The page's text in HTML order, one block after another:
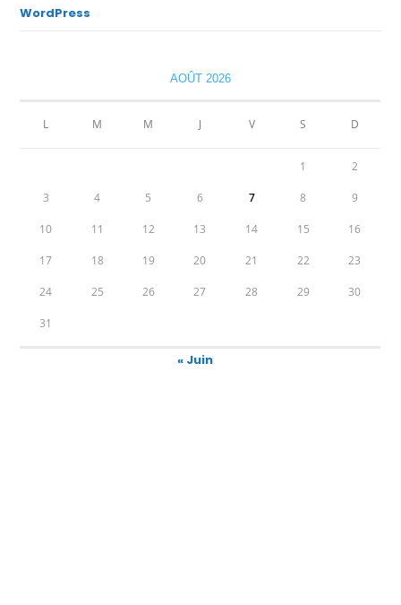
WordPress
AOÛT 2026
L M M J V S D
1 2
3 4 5 6 7 8 9
10 11 12 13 14 15 16
17 18 19 20 21 22 23
24 25 26 27 28 29 30
31
« Juin